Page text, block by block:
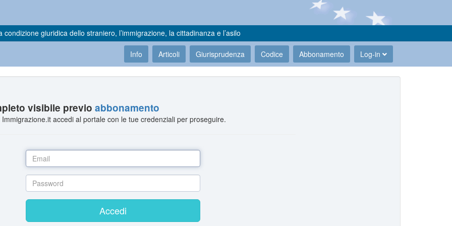
giuridica dello straniero, l’immigrazione, la cittadinanza e l’asilo
Info Articoli Giurisprudenza Codice Abbonamento Log-in
visibile previoabbonamento
accedi al portale con le tue credenziali per proseguire.
Accedi